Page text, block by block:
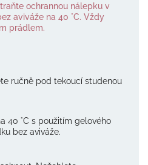
ochrannou nálepku v
aviváže na 40 °C. Vždy
prádlem.
ručně pod tekoucí studenou
40 °C s použitím gelového
bez aviváže.